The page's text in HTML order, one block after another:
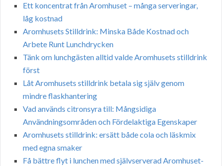
Ett koncentrat från Aromhuset – många serveringar,
låg kostnad
Aromhusets Stilldrink: Minska Både Kostnad och
Arbete Runt Lunchdrycken
Tänk om lunchgästen alltid valde Aromhusets stilldrink
först
Låt Aromhusets stilldrink betala sig själv genom
mindre flaskhantering
Vad används citronsyra till: Mångsidiga
Användningsområden och Fördelaktiga Egenskaper
Aromhusets stilldrink: ersätt både cola och läskmix
med egna smaker
Få bättre flyt i lunchen med självserverad Aromhuset-